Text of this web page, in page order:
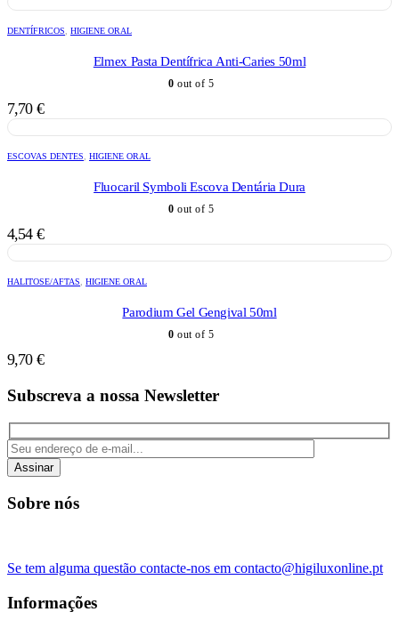
DENTÍFRICOS, HIGIENE ORAL
Elmex Pasta Dentífrica Anti-Caries 50ml
0 out of 5
7,70 €
ESCOVAS DENTES, HIGIENE ORAL
Fluocaril Symboli Escova Dentária Dura
0 out of 5
4,54 €
HALITOSE/AFTAS, HIGIENE ORAL
Parodium Gel Gengival 50ml
0 out of 5
9,70 €
Subscreva a nossa Newsletter
Assinar
Sobre nós
Se tem alguma questão contacte-nos em contacto@higiluxonline.pt
Informações